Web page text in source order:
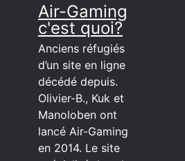
Air-Gaming
c'est quoi?
Anciens réfugiés
d’un site en ligne
décédé depuis.
Olivier-B., Kuk et
Manoloben ont
lancé Air-Gaming
en 2014. Le site